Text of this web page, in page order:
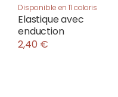
Disponible en 11 coloris
Elastique avec
enduction
2,40 €